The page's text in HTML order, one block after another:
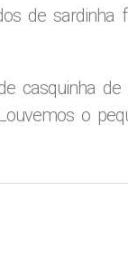
de sardinha
casquinha
o